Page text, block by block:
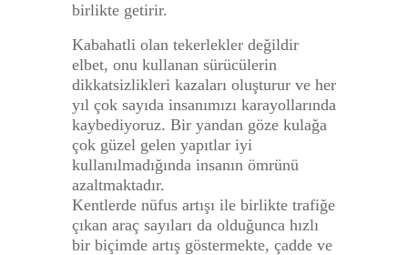
birlikte getirir.
Kabahatli olan tekerlekler değildir
elbet, onu kullanan sürücülerin
dikkatsizlikleri kazaları oluşturur ve her
yıl çok sayıda insanımızı karayollarında
kaybediyoruz. Bir yandan göze kulağa
çok güzel gelen yapıtlar iyi
kullanılmadığında insanın ömrünü
azaltmaktadır.
Kentlerde nüfus artışı ile birlikte trafiğe
çıkan araç sayıları da olduğunca hızlı
bir biçimde artış göstermekte, çadde ve